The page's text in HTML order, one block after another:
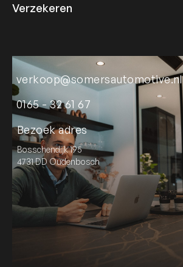
Verzekeren
verkoop@somersautomotive.nl
0165 - 32 61 67
Bezoek adres
Bosschendijk 195
4731 DD Oudenbosch